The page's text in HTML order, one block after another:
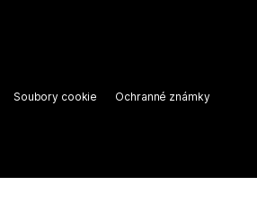
Soubory cookie Ochranné známky